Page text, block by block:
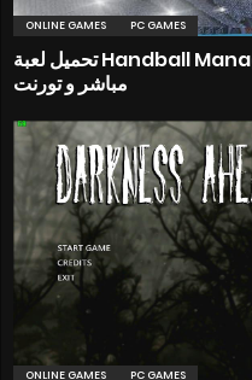
ONLINE GAMES PC GAMES
تحميل لعبة Handball Manager TEAM بكراك PLAZA برابط
مباشر و تورنت
ONLINE GAMES PC GAMES